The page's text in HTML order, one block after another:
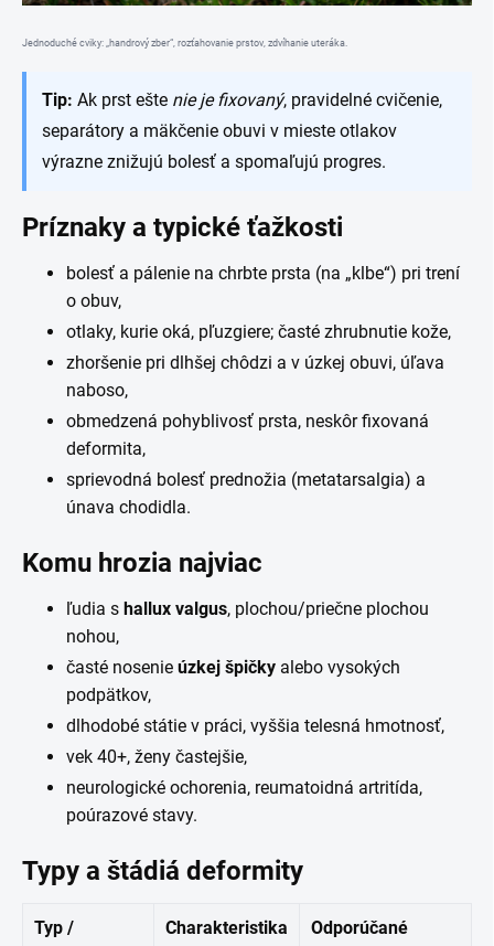
Jednoduché cviky: „handrový zber“, rozťahovanie prstov, zdvíhanie uteráka.
Tip: Ak prst ešte nie je fixovaný, pravidelné cvičenie,
separátory a mäkčenie obuvi v mieste otlakov
výrazne znižujú bolesť a spomaľujú progres.
Príznaky a typické ťažkosti
bolesť a pálenie na chrbte prsta (na „klbe“) pri trení
o obuv,
otlaky, kurie oká, pľuzgiere; časté zhrubnutie kože,
zhoršenie pri dlhšej chôdzi a v úzkej obuvi, úľava
naboso,
obmedzená pohyblivosť prsta, neskôr fixovaná
deformita,
sprievodná bolesť prednožia (metatarsalgia) a
únava chodidla.
Komu hrozia najviac
ľudia s hallux valgus, plochou/priečne plochou
nohou,
časté nosenie úzkej špičky alebo vysokých
podpätkov,
dlhodobé státie v práci, vyššia telesná hmotnosť,
vek 40+, ženy častejšie,
neurologické ochorenia, reumatoidná artritída,
poúrazové stavy.
Typy a štádiá deformity
Typ / Charakteristika Odporúčané